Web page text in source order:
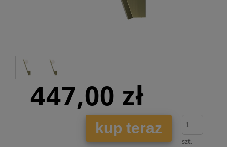
447,00 zł
kup teraz
szt.